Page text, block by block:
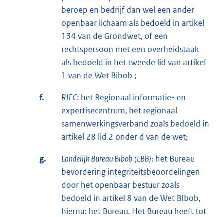
beroep en bedrijf dan wel een ander
openbaar lichaam als bedoeld in artikel
134 van de Grondwet, of een
rechtspersoon met een overheidstaak
als bedoeld in het tweede lid van artikel
1 van de Wet Bibob ;
f. RIEC: het Regionaal informatie- en
expertisecentrum, het regionaal
samenwerkingsverband zoals bedoeld in
artikel 28 lid 2 onder d van de wet;
g. Landelijk BureauBibob (LBB): het Bureau
bevordering integriteitsbeoordelingen
door het openbaar bestuur zoals
bedoeld in artikel 8 van de Wet BIbob,
hierna: het Bureau. Het Bureau heeft tot